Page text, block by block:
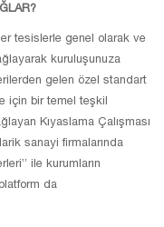
tesislerle genel olarak ve
kuruluşunuza
gelen özel standart
için bir temel teşkil
Kıyaslama Çalışması
sanayi firmalarında
ile kurumların
da